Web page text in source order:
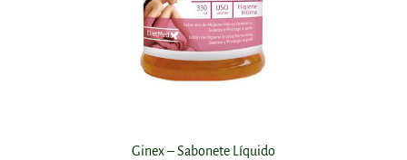
Ginex – Sabonete Líquido